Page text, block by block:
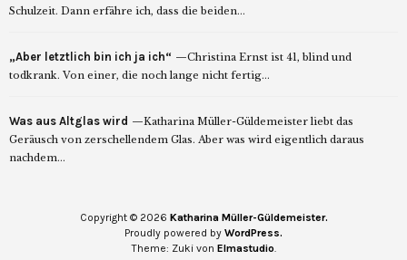
Schulzeit. Dann erfähre ich, dass die beiden...
„Aber letztlich bin ich ja ich“
Christina Ernst ist 41, blind und
todkrank. Von einer, die noch lange nicht fertig...
Was aus Altglas wird
Katharina Müller-Güldemeister liebt das
Geräusch von zerschellendem Glas. Aber was wird eigentlich daraus
nachdem...
Copyright © 2026 Katharina Müller-Güldemeister.
Proudly powered by WordPress.
Theme: Zuki von Elmastudio.